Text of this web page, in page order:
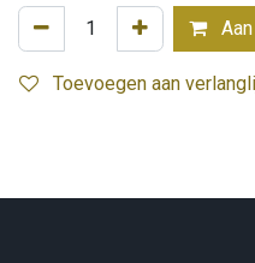
Toevoegen aan